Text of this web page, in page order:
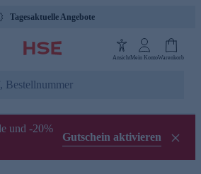
Tagesaktuelle Angebote
AnsichtMein KontoWarenkorb
und -20%
Gutschein aktivieren